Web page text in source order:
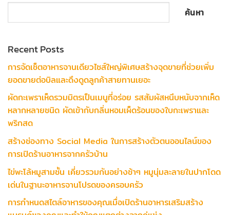
ค้นหา
Recent Posts
การจัดเซ็ตอาหารจานเดียวไซส์ใหญ่พิเศษสร้างจุดขายที่ช่วยเพิ่ม
ยอดขายต่อบิลและดึงดูดลูกค้าสายทานเยอะ
ผัดกะเพราเห็ดรวมมิตรเป็นเมนูที่อร่อย รสสัมผัสหนึบหนับจากเห็ด
หลากหลายชนิด ผัดเข้ากับกลิ่นหอมเผ็ดร้อนของใบกะเพราและ
พริกสด
สร้างช่องทาง Social Media ในการสร้างตัวตนออนไลน์ของ
การเปิดร้านอาหารจากครัวบ้าน
ไข่พะโล้หมูสามชั้น เคี่ยวรวมกันอย่างช้าๆ หมูนุ่มละลายในปากโดด
เด่นในฐานะอาหารจานโปรดของครอบครัว
การกำหนดสไตล์อาหารของคุณเมื่อเปิดร้านอาหารเสริมสร้าง